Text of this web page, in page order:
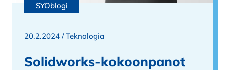
SYOblogi
20.2.2024 /Teknologia
Solidworks-kokoonpanot